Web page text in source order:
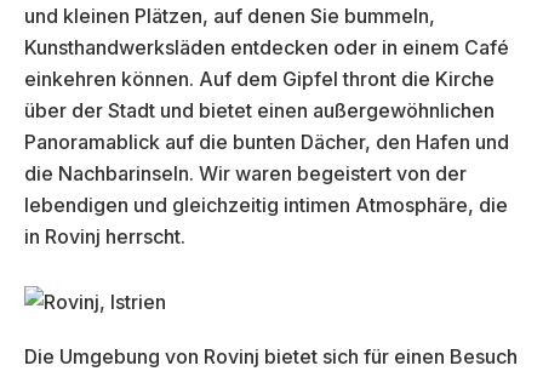
und kleinen Plätzen, auf denen Sie bummeln,
Kunsthandwerksläden entdecken oder in einem Café
einkehren können. Auf dem Gipfel thront die Kirche
über der Stadt und bietet einen außergewöhnlichen
Panoramablick auf die bunten Dächer, den Hafen und
die Nachbarinseln. Wir waren begeistert von der
lebendigen und gleichzeitig intimen Atmosphäre, die
in Rovinj herrscht.
Die Umgebung von Rovinj bietet sich für einen Besuch